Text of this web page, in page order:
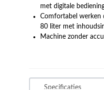
met digitale
Comfortabel werken
80 liter met
Machine zonder